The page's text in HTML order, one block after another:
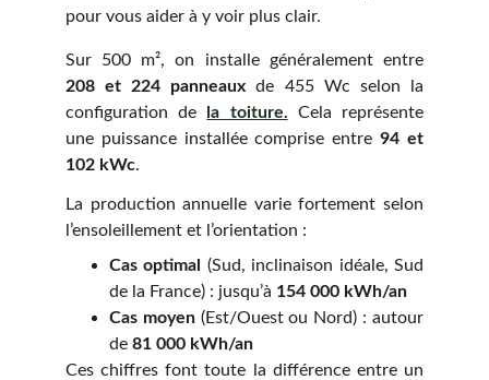
pour vous aider à y voir plus clair.
Sur 500 m², on installe généralement entre
208 et 224 panneaux de 455 Wc selon la
configuration de
la toiture. Cela représente
une puissance installée comprise entre94 et
102 kWc.
La production annuelle varie fortement selon
l’ensoleillement et l’orientation :
Cas optimal
(Sud, inclinaison idéale, Sud
de la France) : jusqu’à 154 000 kWh/an
Cas moyen(Est/Ouest ou Nord) : autour
de 81 000 kWh/an
Ces chiffres font toute la différence entre un